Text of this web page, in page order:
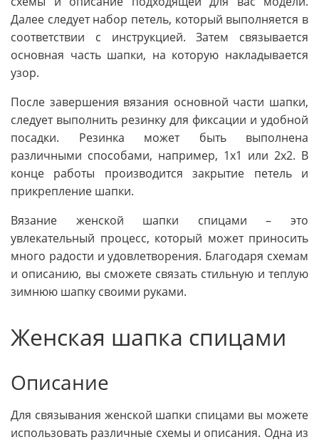
Далее следует набор петель, который выполняется в
соответствии с инструкцией. Затем связывается
основная часть шапки, на которую накладывается
узор.
После завершения вязания основной части шапки,
следует выполнить резинку для фиксации и удобной
посадки. Резинка может быть выполнена
различными способами, например, 1х1 или 2х2. В
конце работы производится закрытие петель и
прикрепление шапки.
Вязание женской шапки спицами – это
увлекательный процесс, который может приносить
много радости и удовлетворения. Благодаря схемам
и описанию, вы сможете связать стильную и теплую
зимнюю шапку своими руками.
Женская шапка спицами
Описание
Для связывания женской шапки спицами вы можете
использовать различные схемы и описания. Одна из